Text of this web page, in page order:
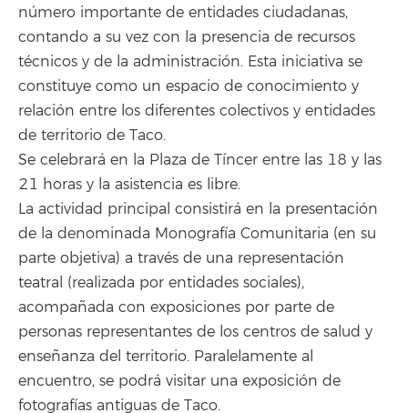
número importante de entidades ciudadanas,
contando a su vez con la presencia de recursos
técnicos y de la administración. Esta iniciativa se
constituye como un espacio de conocimiento y
relación entre los diferentes colectivos y entidades
de territorio de Taco.
Se celebrará en la Plaza de Tíncer entre las 18 y las
21 horas y la asistencia es libre.
La actividad principal consistirá en la presentación
de la denominada Monografía Comunitaria (en su
parte objetiva) a través de una representación
teatral (realizada por entidades sociales),
acompañada con exposiciones por parte de
personas representantes de los centros de salud y
enseñanza del territorio. Paralelamente al
encuentro, se podrá visitar una exposición de
fotografías antiguas de Taco.